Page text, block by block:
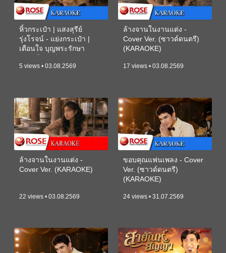
หิ้วกระเป๋า | แสงสุรีย์
รุ่งโรจน์ - แย่งกระเป๋า |
เตือนใจ บุญพระรักษา
5 views • 03.08.2569
ล้างจานในงานแต่ง -
Cover Ver. (ซาวด์ดนตรี)
(KARAOKE)
17 views • 03.08.2569
ล้างจานในงานแต่ง -
Cover Ver. (KARAOKE)
22 views • 03.08.2569
ขอบคุณแฟนเพลง - Cover
Ver. (ซาวด์ดนตรี)
(KARAOKE)
24 views • 31.07.2569